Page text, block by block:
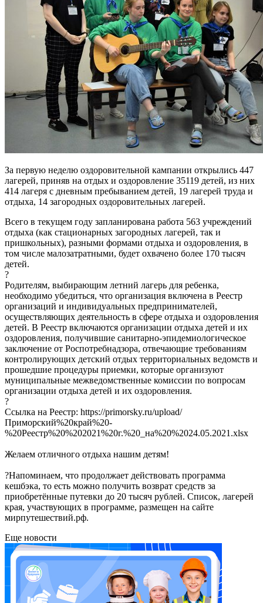
За первую неделю оздоровительной кампании открылись 447
лагерей, приняв на отдых и оздоровление 35119 детей, из них
414 лагеря с дневным пребыванием детей, 19 лагерей труда и
отдыха, 14 загородных оздоровительных лагерей.
Всего в текущем году запланирована работа 563 учреждений
отдыха (как стационарных загородных лагерей, так и
пришкольных), разными формами отдыха и оздоровления, в
том числе малозатратными, будет охвачено более 170 тысяч
детей.
?
Родителям, выбирающим летний лагерь для ребенка,
необходимо убедиться, что организация включена в Реестр
организаций и индивидуальных предпринимателей,
осуществляющих деятельность в сфере отдыха и оздоровления
детей. В Реестр включаются организации отдыха детей и их
оздоровления, получившие санитарно-эпидемиологическое
заключение от Роспотребнадзора, отвечающие требованиям
контролирующих детский отдых территориальных ведомств и
прошедшие процедуры приемки, которые организуют
муниципальные межведомственные комиссии по вопросам
организации отдыха детей и их оздоровления.
?
Ссылка на Реестр: https://primorsky.ru/upload/
Приморский%20край%20-
%20Реестр%20%202021%20г.%20_на%20%2024.05.2021.xlsx
Желаем отличного отдыха нашим детям!
?Напоминаем, что продолжает действовать программа
кешбэка, то есть можно получить возврат средств за
приобретённые путевки до 20 тысяч рублей. Список, лагерей
края, участвующих в программе, размещен на сайте
мирпутешествий.рф.
Еще новости